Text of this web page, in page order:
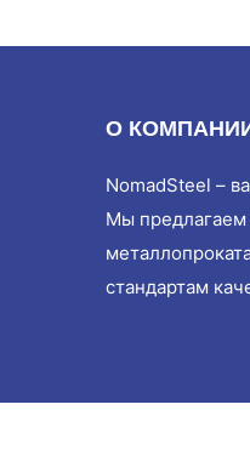
О
NomadSteel –
Мы предлагаем
стандартам